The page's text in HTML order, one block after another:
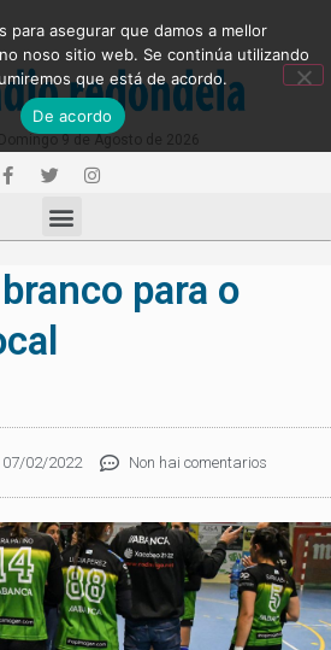
para o
07/02/2022 Non hai comentarios
para asegurar que damos a mellor
noso sitio web. Se continúa utilizando
que está de acordo.
De acordo